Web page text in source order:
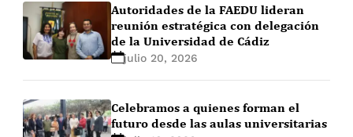
Autoridades de la FAEDU lideran
reunión estratégica con delegación
de la Universidad de Cádiz
julio 20, 2026
Celebramos a quienes forman el
futuro desde las aulas universitarias